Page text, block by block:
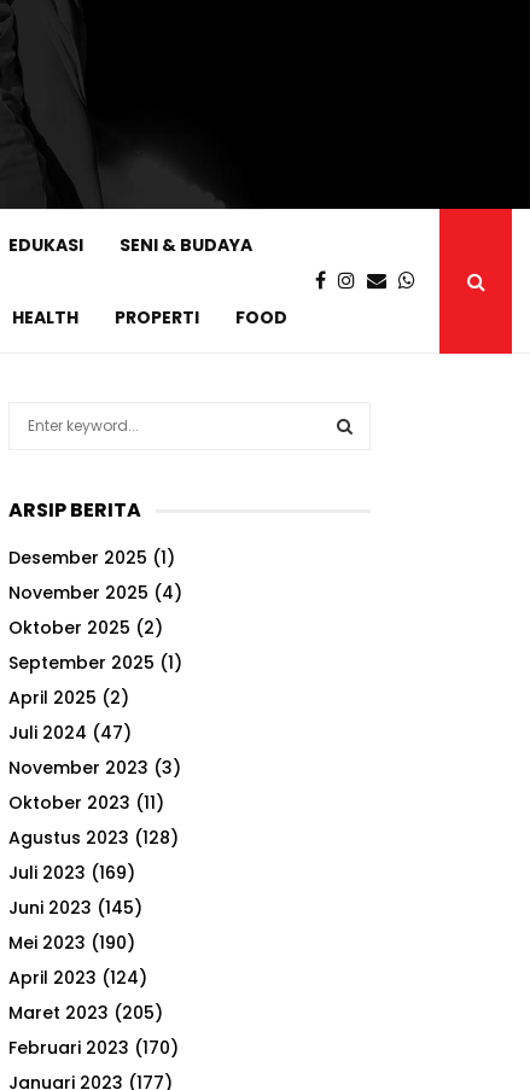
EDUKASI SENI & BUDAYA
HEALTH PROPERTI FOOD
c
f
o
r
ARSIP BERITA
Desember 2025 (1)
November 2025 (4)
Oktober 2025 (2)
September 2025 (1)
April 2025 (2)
Juli 2024 (47)
November 2023 (3)
Oktober 2023 (11)
Agustus 2023 (128)
Juli 2023 (169)
Juni 2023 (145)
Mei 2023 (190)
April 2023 (124)
Maret 2023 (205)
Februari 2023 (170)
Januari 2023 (177)